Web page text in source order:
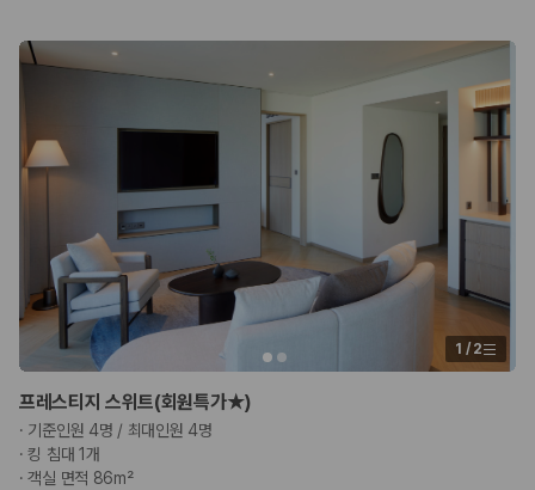
1 / 2
프레스티지 스위트(회원특가★)
· 기준인원 4명 / 최대인원 4명
·킹 침대 1개
·객실 면적 86m²